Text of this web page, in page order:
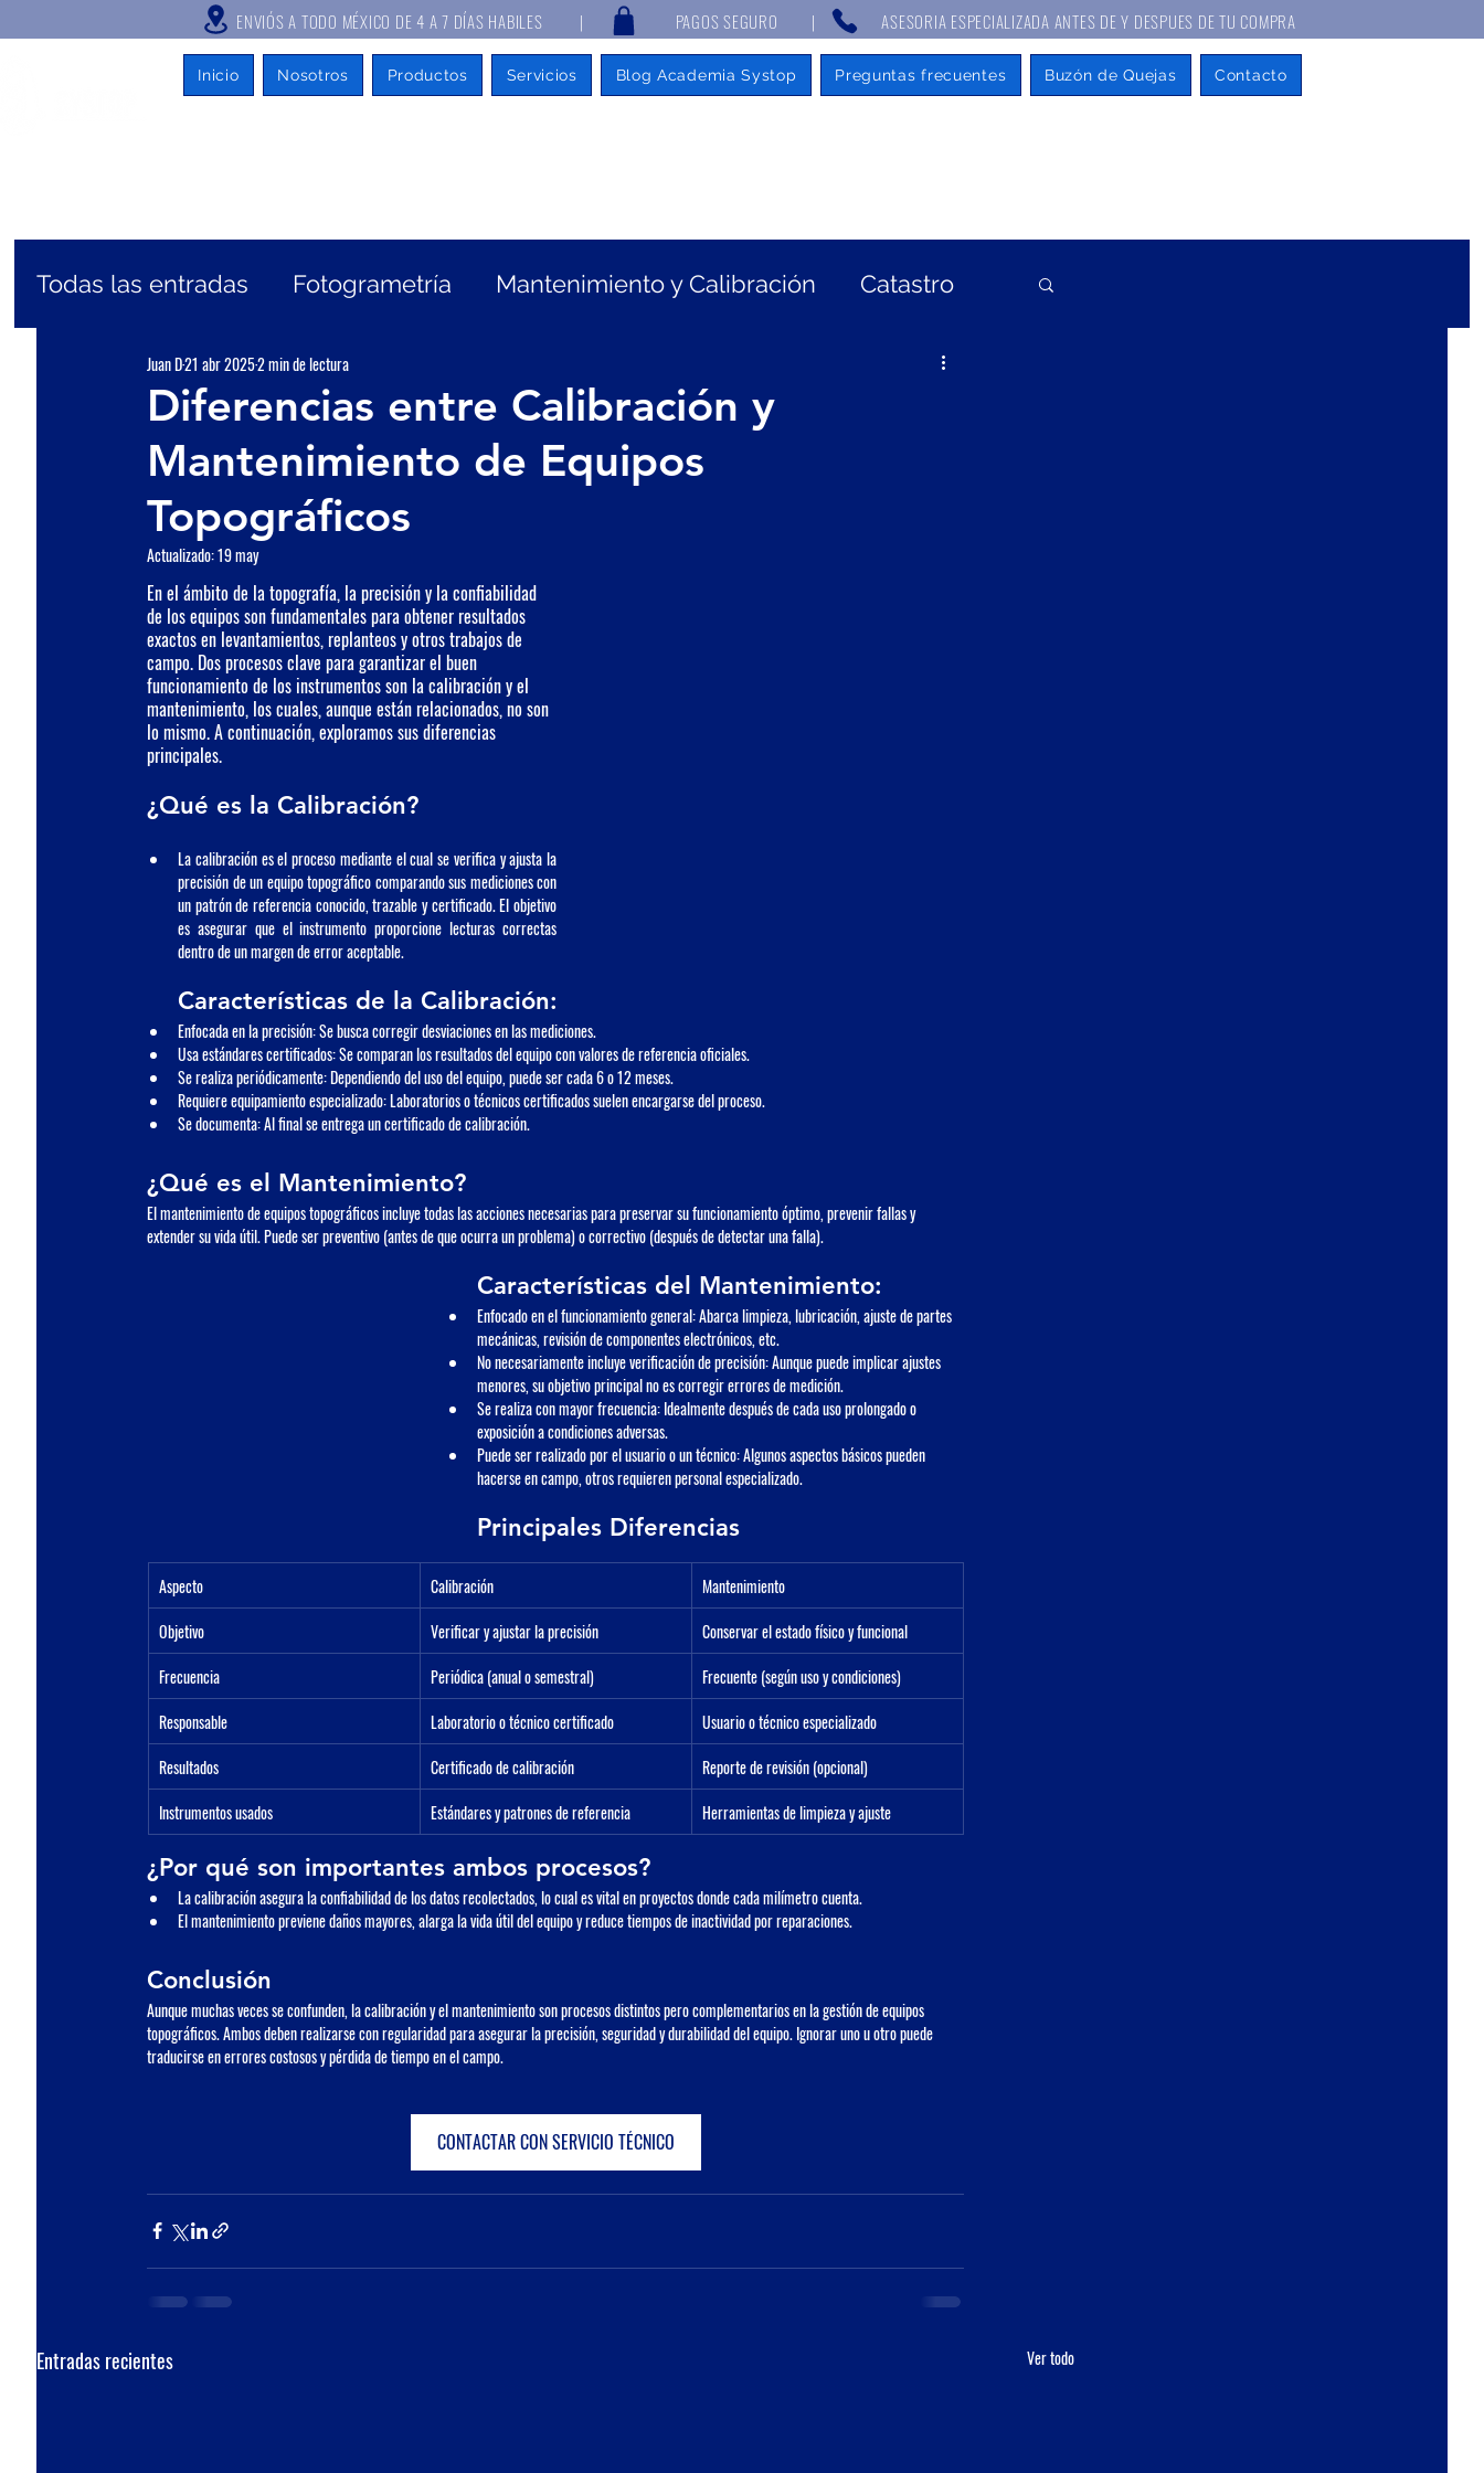
ENVIÓS A TODO MÉXICO DE 4 A 7 DÍAS HABILES | PAGOS SEGURO | ASESORIA ESPECIALIZADA ANTES DE Y DESPUES DE TU COMPRA
Inicio Nosotros Productos Servicios Blog Academia Systop Preguntas frecuentes Buzón de Quejas Contacto
Todas las entradas Fotogrametría Mantenimiento y Calibración Catastro
Mapeo móvil Escáner Láser Mentalidad de emprendedor
Topografía Sistema CORS Cartografía GNSS
Accesorios Seco
Diferencias entre Calibración y
Mantenimiento de Equipos
Topográficos
Juan D21 abr 20252 min de lectura
Actualizado:19 may
En el ámbito de la topografía, la precisión y la confiabilidad
de los equipos son fundamentales para obtener resultados
exactos en levantamientos, replanteos y otros trabajos de
campo. Dos procesos clave para garantizar el buen
funcionamiento de los instrumentos son la calibración y el
mantenimiento, los cuales, aunque están relacionados, no son
lo mismo. A continuación, exploramos sus diferencias
principales.
¿Qué es la Calibración?
La calibración es el proceso mediante el cual se verifica y ajusta la
precisión de un equipo topográfico comparando sus mediciones con
un patrón de referencia conocido, trazable y certificado. El objetivo
es asegurar que el instrumento proporcione lecturas correctas
dentro de un margen de error aceptable.
Características de la Calibración:
Enfocada en la precisión: Se busca corregir desviaciones en las mediciones.
Usa estándares certificados: Se comparan los resultados del equipo con valores de referencia oficiales.
Se realiza periódicamente: Dependiendo del uso del equipo, puede ser cada 6 o 12 meses.
Requiere equipamiento especializado: Laboratorios o técnicos certificados suelen encargarse del proceso.
Se documenta: Al final se entrega un certificado de calibración.
¿Qué es el Mantenimiento?
El mantenimiento de equipos topográficos incluye todas las acciones necesarias para preservar su funcionamiento óptimo, prevenir fallas y
extender su vida útil. Puede ser preventivo (antes de que ocurra un problema) o correctivo (después de detectar una falla).
Características del Mantenimiento:
Enfocado en el funcionamiento general: Abarca limpieza, lubricación, ajuste de partes
mecánicas, revisión de componentes electrónicos, etc.
No necesariamente incluye verificación de precisión: Aunque puede implicar ajustes
menores, su objetivo principal no es corregir errores de medición.
Se realiza con mayor frecuencia: Idealmente después de cada uso prolongado o
exposición a condiciones adversas.
Puede ser realizado por el usuario o un técnico: Algunos aspectos básicos pueden
hacerse en campo, otros requieren personal especializado.
Principales Diferencias
Aspecto Calibración
Mantenimiento
Objetivo
Verificar y ajustar la precisión
Conservar el estado físico y funcional
Frecuencia
Periódica (anual o semestral)
Frecuente (según uso y condiciones)
Responsable
Laboratorio o técnico certificado
Usuario o técnico especializado
Resultados
Certificado de calibración
Reporte de revisión (opcional)
Instrumentos usados
Estándares y patrones de referencia Herramientas de limpieza y ajuste
¿Por qué son importantes ambos procesos?
La calibración asegura la confiabilidad de los datos recolectados, lo cual es vital en proyectos donde cada milímetro cuenta.
El mantenimiento previene daños mayores, alarga la vida útil del equipo y reduce tiempos de inactividad por reparaciones.
Conclusión
Aunque muchas veces se confunden, la calibración y el mantenimiento son procesos distintos pero complementarios en la gestión de equipos
topográficos. Ambos deben realizarse con regularidad para asegurar la precisión, seguridad y durabilidad del equipo. Ignorar uno u otro puede
traducirse en errores costosos y pérdida de tiempo en el campo.
CONTACTAR CON SERVICIO TÉCNICO
Entradas recientes Ver todo